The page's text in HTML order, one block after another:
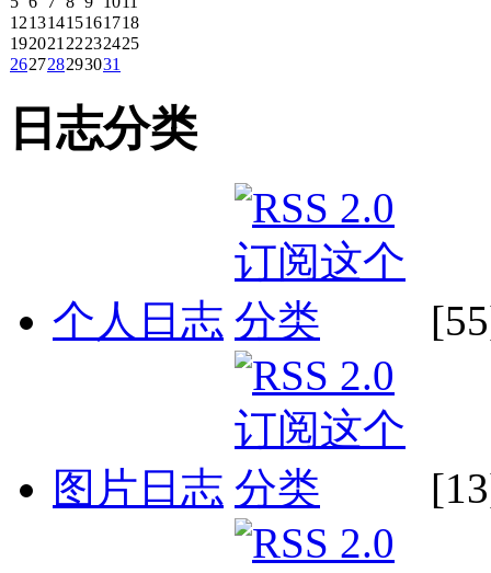
12131415161718
192021 22232425
262728293031
日志分类
个人日志
图片日志